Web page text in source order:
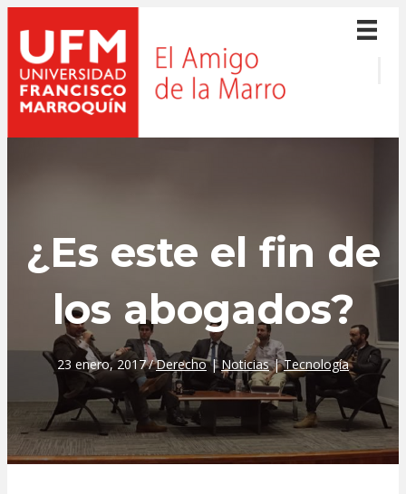
¿Es este el fin de
los abogados?
23 enero, 2017/Derecho|Noticias|Tecnología